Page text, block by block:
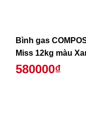
Bình gas
Miss 12kg màu
580000₫